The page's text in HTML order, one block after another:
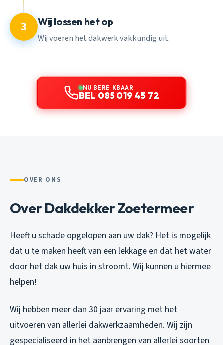
3 Wij lossen het op
Wij voeren het dakwerk vakkundig uit.
NU BEREIKBAAR
BEL 085 019 45 72
OVER ONS
Over Dakdekker Zoetermeer
Heeft u schade opgelopen aan uw dak? Het is mogelijk
dat u te maken heeft van een lekkage en dat het water
door het dak uw huis in stroomt. Wij kunnen u hiermee
helpen!
Wij hebben meer dan 30 jaar ervaring met het
uitvoeren van allerlei dakwerkzaamheden. Wij zijn
gespecialiseerd in het aanbrengen van allerlei soorten